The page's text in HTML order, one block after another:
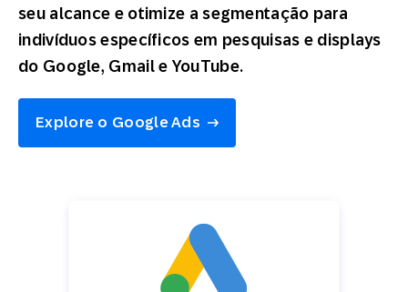
seu alcance e otimize a segmentação para
indivíduos específicos em pesquisas e displays
do Google, Gmail e YouTube.
Explore o Google Ads